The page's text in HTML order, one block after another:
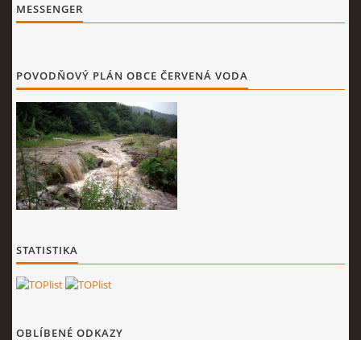
MESSENGER
POVODŇOVÝ PLÁN OBCE ČERVENÁ VODA
STATISTIKA
OBLÍBENÉ ODKAZY